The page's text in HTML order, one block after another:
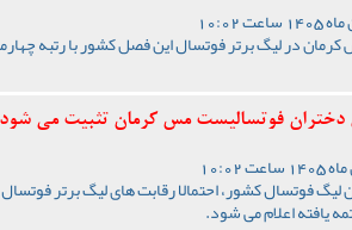
در لیگ برتر فوتسال این فصل کشور با رتبه
دختران فوتسالیست مس کرمان تثبیت می
لیگ فوتسال کشور، احتمالا رقابت های لیگ برتر فوتسال
یافته اعلام می شود.